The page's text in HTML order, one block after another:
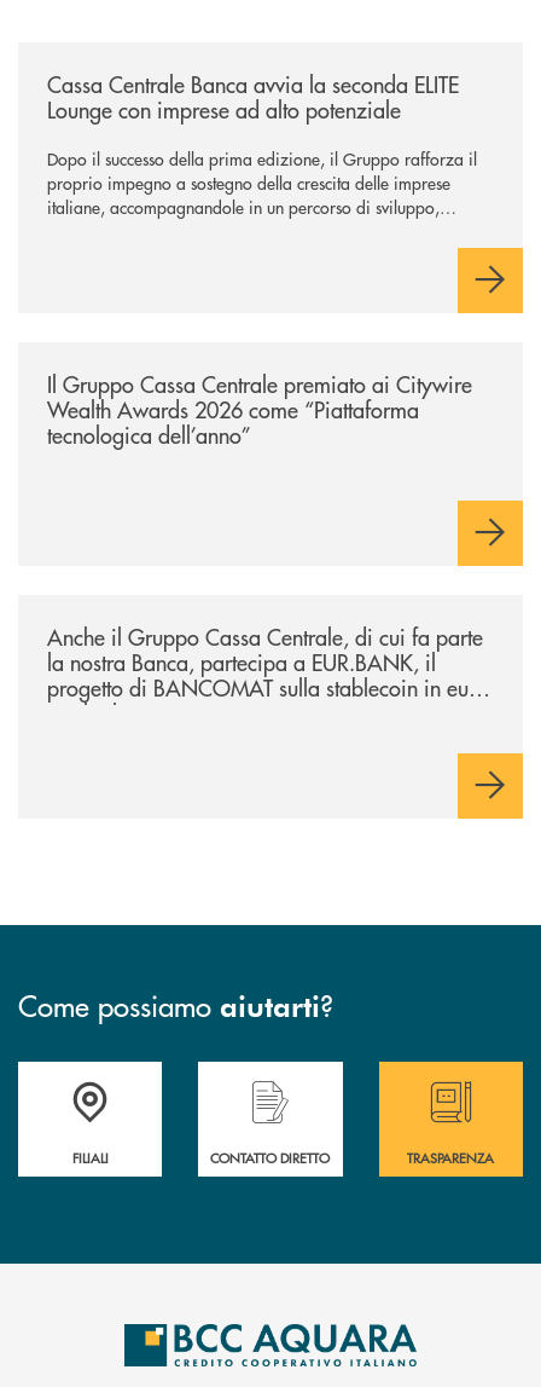
Cassa Centrale Banca avvia la seconda ELITE
Lounge con imprese ad alto potenziale
Dopo il successo della prima edizione, il Gruppo rafforza il
proprio impegno a sostegno della crescita delle imprese
italiane, accompagnandole in un percorso di sviluppo,
Il Gruppo Cassa Centrale premiato ai Citywire
Wealth Awards 2026 come “Piattaforma
tecnologica dell’anno”
Anche il Gruppo Cassa Centrale, di cui fa parte
la nostra Banca, partecipa a EUR.BANK, il
progetto di BANCOMAT sulla stablecoin in euro
e sul relativo ecosistema
Come possiamo aiutarti?
Trova la filiale più vicina a te
FILIALI
Hai bisogno di assistenza immediata ?
CONTATTO DIRETTO
Hai bisogno di
TRASPARENZA